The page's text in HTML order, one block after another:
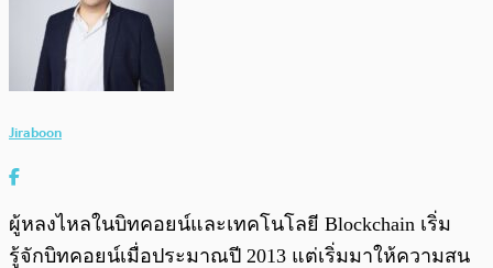
Jiraboon
ผู้หลงไหลในบิทคอยน์และเทคโนโลยี Blockchain เริ่ม
รู้จักบิทคอยน์เมื่อประมาณปี 2013 แต่เริ่มมาให้ความสน